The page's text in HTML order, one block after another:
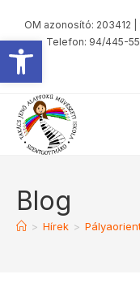
Eszköztár
OM azonosító: 203412 |
Telefon: 94/445-
Blog
> Hírek >